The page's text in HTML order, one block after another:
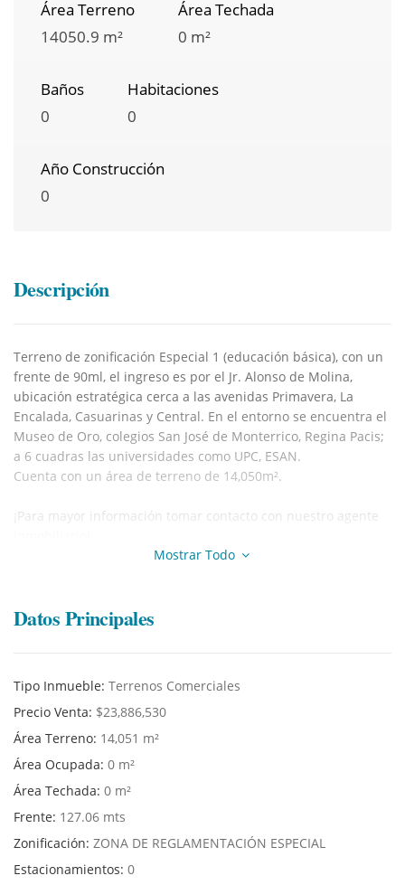
Área Terreno
14050.9 m²
Área Techada
0 m²
Baños
0
Habitaciones
0
Año Construcción
0
Descripción
Terreno de zonificación Especial 1 (educación básica), con un
frente de 90ml, el ingreso es por el Jr. Alonso de Molina,
ubicación estratégica cerca a las avenidas Primavera, La
Encalada, Casuarinas y Central. En el entorno se encuentra el
Museo de Oro, colegios San José de Monterrico, Regina Pacis;
a 6 cuadras las universidades como UPC, ESAN.
Cuenta con un área de terreno de 14,050m².
¡Para mayor información tomar contacto con nuestro agente
Mostrar Todo
Datos Principales
Tipo Inmueble: Terrenos Comerciales
Precio Venta: $23,886,530
Área Terreno: 14,051 m²
Área Ocupada: 0 m²
Área Techada: 0 m²
Frente: 127.06 mts
Zonificación: ZONA DE REGLAMENTACIÓN ESPECIAL
Estacionamientos: 0